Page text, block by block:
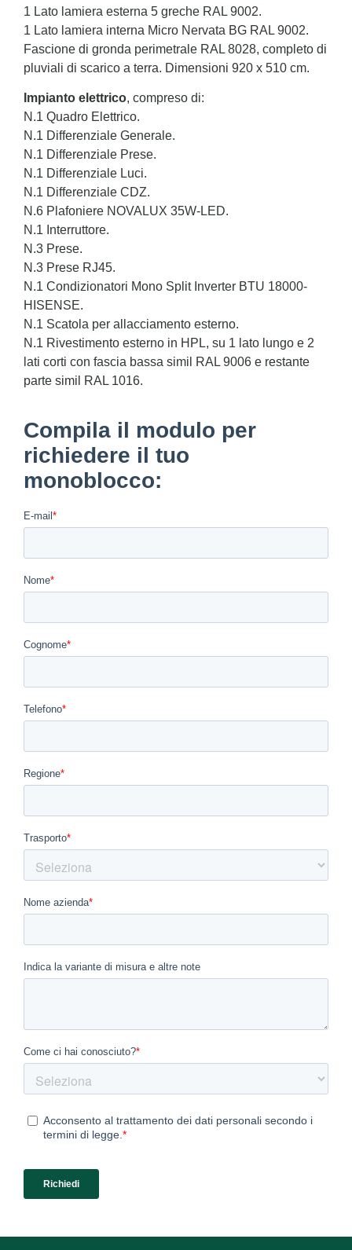
1 Lato lamiera esterna 5 greche RAL 9002.
1 Lato lamiera interna Micro Nervata BG RAL 9002.
Fascione di gronda perimetrale RAL 8028, completo di
pluviali di scarico a terra. Dimensioni 920 x 510 cm.
Impianto elettrico, compreso di:
N.1 Quadro Elettrico.
N.1 Differenziale Generale.
N.1 Differenziale Prese.
N.1 Differenziale Luci.
N.1 Differenziale CDZ.
N.6 Plafoniere NOVALUX 35W-LED.
N.1 Interruttore.
N.3 Prese.
N.3 Prese RJ45.
N.1 Condizionatori Mono Split Inverter BTU 18000-
HISENSE.
N.1 Scatola per allacciamento esterno.
N.1 Rivestimento esterno in HPL, su 1 lato lungo e 2
lati corti con fascia bassa simil RAL 9006 e restante
parte simil RAL 1016.